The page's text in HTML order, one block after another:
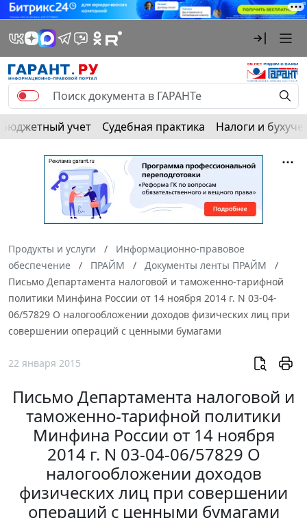
Бюджетный учет Судебная практика Налоги и
Продукты и услуги
Информационно-правовое
обеспечение
ПРАЙМ
Документы ленты ПРАЙМ
Письмо Департамента налоговой и таможенно-тарифной
политики Минфина России от 14 ноября 2014 г. N 03-04-
06/57829 О налогообложении доходов физических лиц при
совершении операций с ценными бумагами
22 января 2015
Письмо Департамента налоговой и
таможенно-тарифной политики
Минфина России от 14 ноября
2014 г. N 03-04-06/57829 О
налогообложении доходов
физических лиц при совершении
операций с ценными бумагами